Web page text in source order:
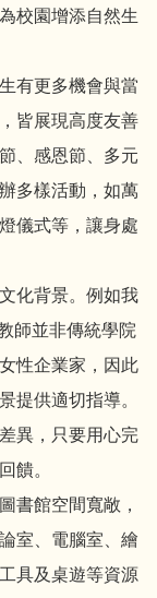
校園增添自然生
有更多機會與當
皆展現高度友善
、感恩節、多元
多樣活動，如萬
儀式等，讓身處
化背景。例如我
師並非傳統學院
性企業家，因此
提供適切指導。
異，只要用心完
饋。
書館空間寬敞，
室、電腦室、繪
具及桌遊等資源